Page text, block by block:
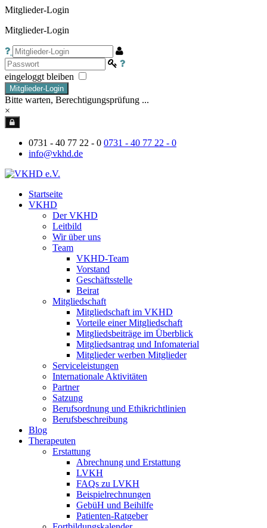
Mitglieder-Login
Mitglieder-Login
eingeloggt bleiben
Mitglieder-Login
Bitte warten, Berechtigungsprüfung ...
×
0731 - 40 77 22 - 0 0731 - 40 77 22 - 0
info@vkhd.de
Startseite
VKHD
Der VKHD
Leitbild
Wir über uns
Team
VKHD-Team
Vorstand
Geschäftsstelle
Beirat
Mitgliedschaft
Mitgliedschaft im VKHD
Vorteile einer Mitgliedschaft
Mitgliedsbeiträge im Überblick
Mitgliedsantrag und Infomaterial
Mitglieder werben Mitglieder
Serviceleistungen
Internationale Aktivitäten
Partner
Satzung
Berufsordnung und Ethikrichtlinien
Berufsbeschreibung
Blog
Therapeuten
Erstattung
Abrechnung und Erstattung
LVKH
FAQs zu LVKH
Beispielrechnungen
GebüH und Beihilfe
Patienten-Ratgeber